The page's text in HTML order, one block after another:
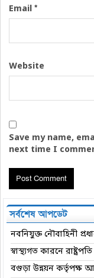
Email *
Website
Save my name,
next time I
সর্বশেষ আপডেট
নবনিযুক্ত নৌবাহিনী
স্বাস্থ্যগত কারনে
বগুড়া উন্নয়ন কর্তৃপক্ষ